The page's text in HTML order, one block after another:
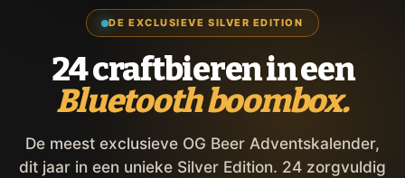
DE EXCLUSIEVE SILVER EDITION
24 craftbieren in een
Bluetooth boombox.
De meest exclusieve OG Beer Adventskalender,
dit jaar in een unieke Silver Edition. 24 zorgvuldig